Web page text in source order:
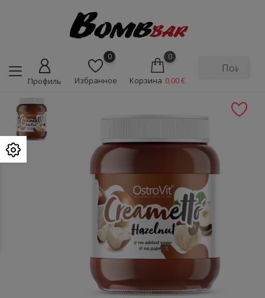
Профиль
0
Избранное
0
Корзина 0,00 €